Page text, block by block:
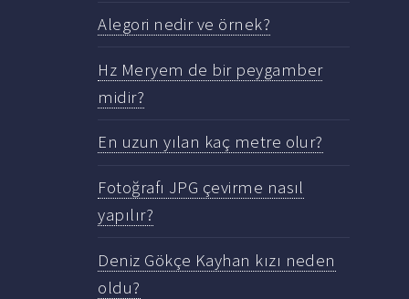
Alegori nedir ve örnek?
Hz Meryem de bir peygamber
midir?
En uzun yılan kaç metre olur?
Fotoğrafı JPG çevirme nasıl
yapılır?
Deniz Gökçe Kayhan kızı neden
oldu?